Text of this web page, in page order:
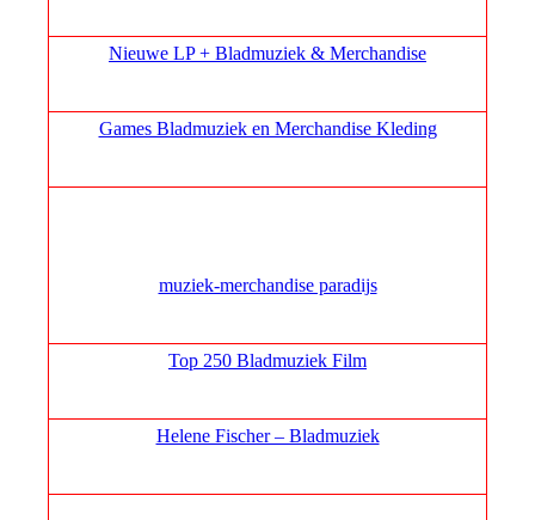
Nieuwe LP + Bladmuziek & Merchandise
Games Bladmuziek en Merchandise Kleding
muziek‑merchandise paradijs
Top 250 Bladmuziek Film
Helene Fischer – Bladmuziek